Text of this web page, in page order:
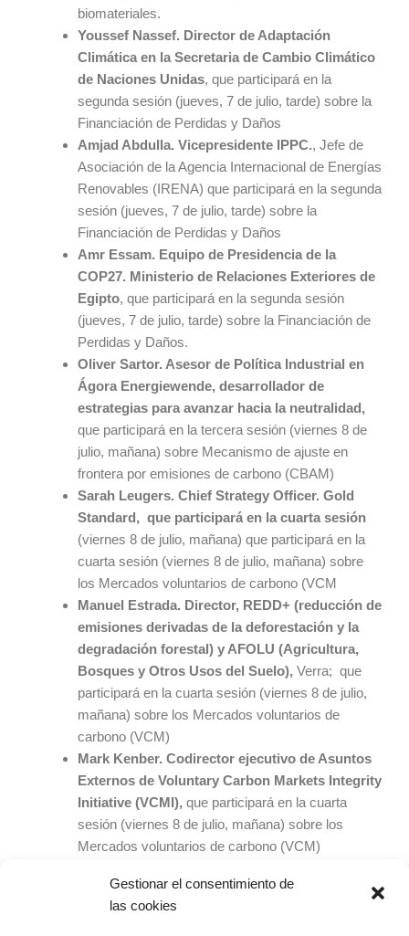
Gestionar el consentimiento de
las cookies
biomateriales.
Youssef Nassef. Director de Adaptación
Climática en la Secretaria de Cambio Climático
de Naciones Unidas, que participará en la
segunda sesión (jueves, 7 de julio, tarde) sobre la
Financiación de Perdidas y Daños
Amjad Abdulla. Vicepresidente IPPC., Jefe de
Asociación de la Agencia Internacional de Energías
Renovables (IRENA) que participará en la segunda
sesión (jueves, 7 de julio, tarde) sobre la
Financiación de Perdidas y Daños
Amr Essam. Equipo de Presidencia de la
COP27. Ministerio de Relaciones Exteriores de
Egipto, que participará en la segunda sesión
(jueves, 7 de julio, tarde) sobre la Financiación de
Perdidas y Daños.
Oliver Sartor. Asesor de Política Industrial en
Ágora Energiewende, desarrollador de
estrategias para avanzar hacia la neutralidad,
que participará en la tercera sesión (viernes 8 de
julio, mañana) sobre Mecanismo de ajuste en
frontera por emisiones de carbono (CBAM)
Sarah Leugers. Chief Strategy Officer. Gold
Standard, que participará en la cuarta sesión
(viernes 8 de julio, mañana) que participará en la
cuarta sesión (viernes 8 de julio, mañana) sobre
los Mercados voluntarios de carbono (VCM
Manuel Estrada. Director, REDD+ (reducción de
emisiones derivadas de la deforestación y la
degradación forestal) y AFOLU (Agricultura,
Bosques y Otros Usos del Suelo), Verra; que
participará en la cuarta sesión (viernes 8 de julio,
mañana) sobre los Mercados voluntarios de
carbono (VCM)
Mark Kenber. Codirector ejecutivo de Asuntos
Externos de Voluntary Carbon Markets Integrity
Initiative (VCMI), que participará en la cuarta
sesión (viernes 8 de julio, mañana) sobre los
Mercados voluntarios de carbono (VCM)
empresarios de distintas compañía que forman parte
de la Fundación Empresa y Clima como Ferrovial,